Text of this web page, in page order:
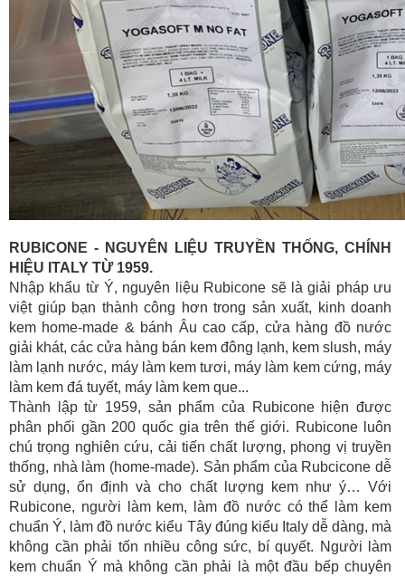
RUBICONE - NGUYÊN LIỆU TRUYỀN THỐNG, CHÍNH
HIỆU ITALY TỪ 1959.
Nhập khẩu từ Ý, nguyên liệu Rubicone sẽ là giải pháp ưu
việt giúp bạn thành công hơn trong sản xuất, kinh doanh
kem home-made & bánh Âu cao cấp, cửa hàng đồ nước
giải khát, các cửa hàng bán kem đông lạnh, kem slush, máy
làm lạnh nước, máy làm kem tươi, máy làm kem cứng, máy
làm kem đá tuyết, máy làm kem que...
Thành lập từ 1959, sản phẩm của Rubicone hiện được
phân phối gần 200 quốc gia trên thế giới. Rubicone luôn
chú trọng nghiên cứu, cải tiến chất lượng, phong vị truyền
thống, nhà làm (home-made). Sản phẩm của Rubcicone dễ
sử dụng, ổn định và cho chất lượng kem như ý… Với
Rubicone, người làm kem, làm đồ nước có thể làm kem
chuẩn Ý, làm đồ nước kiểu Tây đúng kiểu Italy dễ dàng, mà
không cần phải tốn nhiều công sức, bí quyết. Người làm
kem chuẩn Ý mà không cần phải là một đầu bếp chuyên